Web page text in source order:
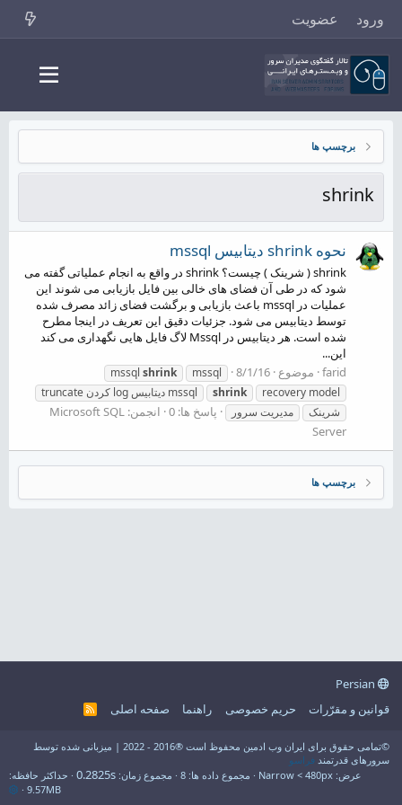
ورود عضویت
برچسپ ها
shrink
نحوه shrink دیتابیس mssql
shrink ( شرینک ) چیست؟ shrink در واقع به انجام عملیاتی گفته می
شود که در طی آن فضای های خالی بین فایل بازیابی می شوند این
عملیات در mssql باعث بازیابی و برگشت فضای زائد مصرف شده
توسط دیتابیس می شود. جزئیات دقیق این تعریف در اینجا مطرح
شده است. هر دیتابیس در Mssql لاگ فایل هایی نگهداری می کند
این...
farid موضوع 8/1/16
mssql
mssql shrink
recovery model
shrink
truncate کردن log دیتابیس mssql
شرینک
مدیریت سرور پاسخ ها: 0 انجمن: Microsoft SQL
Server
برچسپ ها
قوانین و مقرّرات
حریم خصوصی راهنما صفحه اصلی
R
©تمامی حقوق برای ایران وب ادمین محفوظ است ®2016 - 2022 | میزبانی شده توسط
سرورهای قدرتمند فراسو
عرض
مجموع داده ها 8 مجموع زمان 0.2825s
حداکثر حافظه
9.57MB